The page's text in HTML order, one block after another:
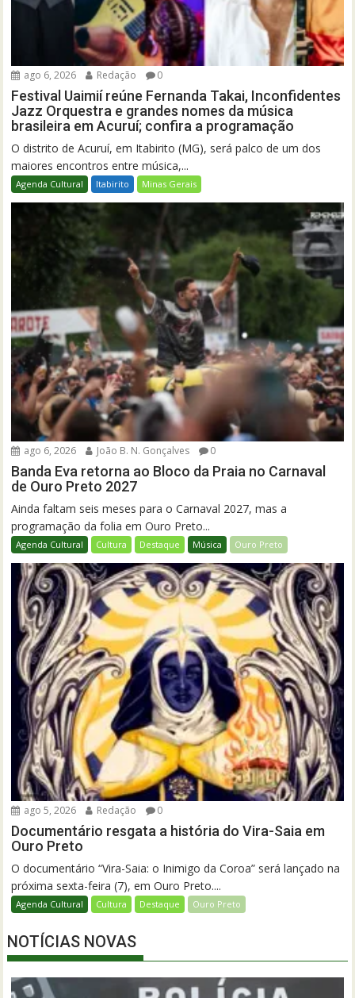
ago 6, 2026 Redação 0
Festival Uaimií reúne Fernanda Takai, Inconfidentes
Jazz Orquestra e grandes nomes da música
brasileira em Acuruí; confira a programação
O distrito de Acuruí, em Itabirito (MG), será palco de um dos
maiores encontros entre música,...
Agenda Cultural Itabirito Minas Gerais
ago 6, 2026 João B. N. Gonçalves 0
Banda Eva retorna ao Bloco da Praia no Carnaval
de Ouro Preto 2027
Ainda faltam seis meses para o Carnaval 2027, mas a
programação da folia em Ouro Preto...
Agenda Cultural Cultura Destaque Música Ouro Preto
ago 5, 2026 Redação 0
Documentário resgata a história do Vira-Saia em
Ouro Preto
O documentário “Vira-Saia: o Inimigo da Coroa” será lançado na
próxima sexta-feira (7), em Ouro Preto....
Agenda Cultural Cultura Destaque Ouro Preto
NOTÍCIAS NOVAS